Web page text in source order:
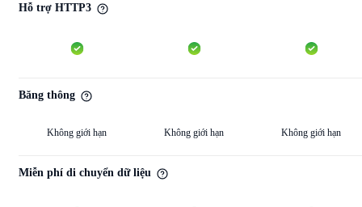
Hỗ trợ HTTP3
Băng thông
Không giới hạn Không giới hạn Không giới hạn
Miễn phí di chuyển dữ liệu